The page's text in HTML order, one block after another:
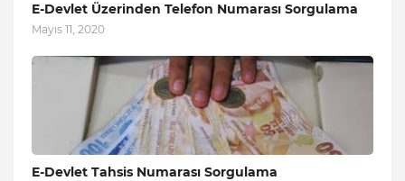
E-Devlet Üzerinden Telefon Numarası Sorgulama
Mayıs 11, 2020
E-Devlet Tahsis Numarası Sorgulama